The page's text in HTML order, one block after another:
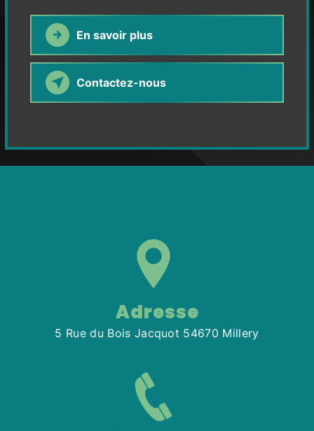
En savoir plus
Contactez-nous
Adresse
5 Rue du Bois Jacquot 54670 Millery